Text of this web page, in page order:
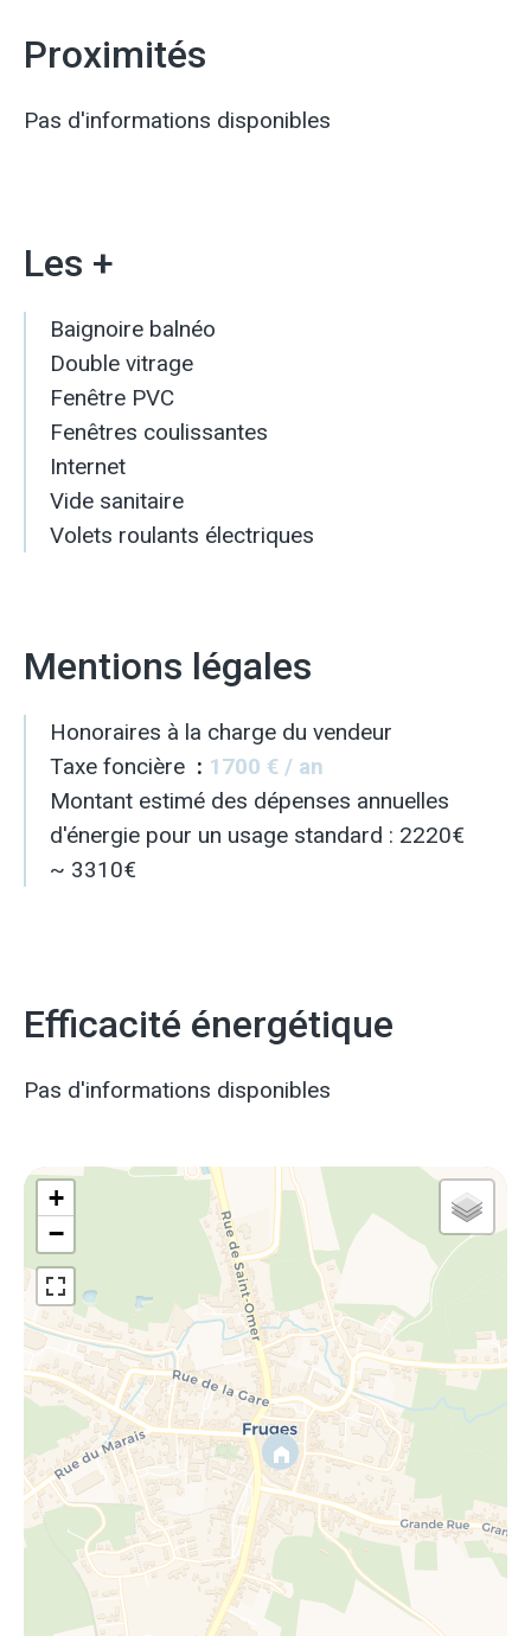
Proximités
Pas d'informations disponibles
Les +
Baignoire balnéo
Double vitrage
Fenêtre PVC
Fenêtres coulissantes
Internet
Vide sanitaire
Volets roulants électriques
Mentions légales
Honoraires à la charge du vendeur
Taxe foncière
1700 € / an
Montant estimé des dépenses annuelles
d'énergie pour un usage standard : 2220€
~ 3310€
Efficacité énergétique
Pas d'informations disponibles
+
−